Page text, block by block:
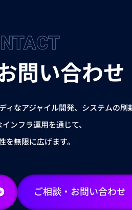
問い合わせ
ィなアジャイル開発、システムの刷
ンフラ運用を通じて、
を無限に広げます。
ご相談・お問い合わせ